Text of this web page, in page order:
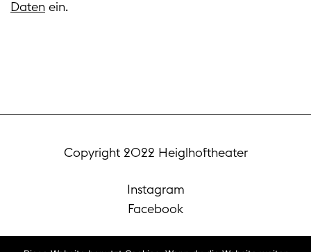
Daten ein.
Copyright 2022 Heiglhoftheater
Instagram
Facebook
Datenschutz